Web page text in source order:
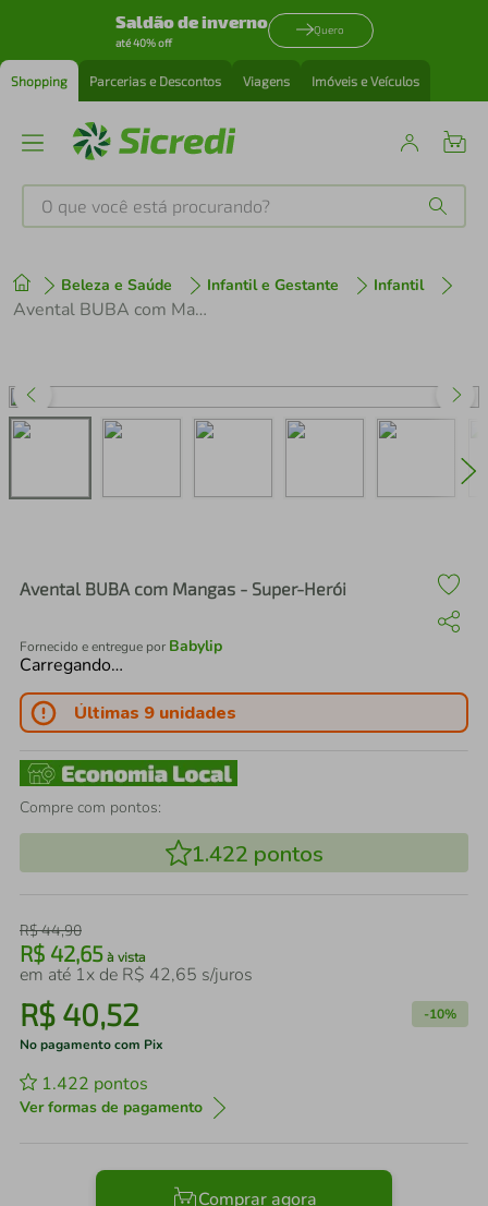
Saldão de inverno
até 40% off
Quero
Shopping Parcerias e Descontos Viagens Imóveis e Veículos
O que você está procurando?
Beleza e Saúde Infantil e Gestante Infantil
Avental BUBA com Mangas - Super-Herói
Avental BUBA com Mangas - Super-Herói
Fornecido e entregue por Babylip
Carregando…
Últimas 9 unidades
Compre com pontos:
1.422 pontos
R$44,90
R$ 42,65 à vista
em até 1x de R$ 42,65 s/juros
R$ 40,52 -10%
No pagamento com Pix
1.422 pontos
Ver formas de pagamento
Comprar agora
1º tenis
perfume